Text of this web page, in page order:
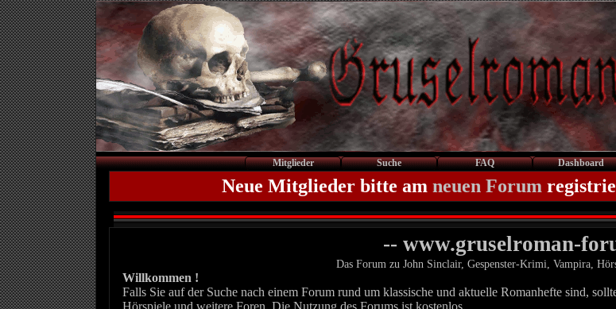
Mitglieder Suche FAQ Dashboard
Neue Mitglieder bitte am neuen Forum
-- www.gruselroman-
Das Forum zu John Sinclair, Gespenster-Krimi, Vampira,
Willkommen !
Falls Sie auf der Suche nach einem Forum rund um klassische und aktuelle Romanhefte sind,
Hörspiele und weitere Foren. Die Nutzung des Forums ist kostenlos.